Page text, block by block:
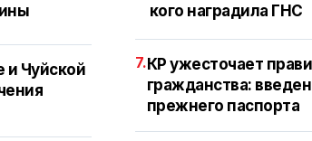
и Чуйской
кого наградила ГНС
7.КР ужесточает
гражданства:
прежнего паспорта